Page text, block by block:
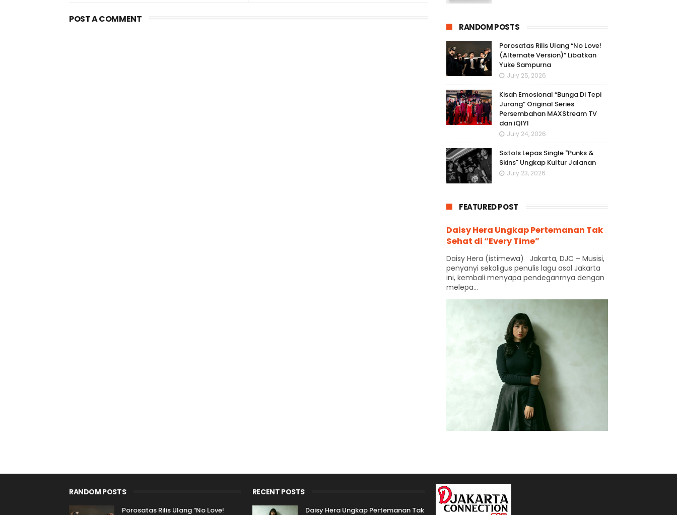
POST A COMMENT
RANDOM POSTS
Porosatas Rilis Ulang “No Love!
(Alternate Version)” Libatkan
Yuke Sampurna
July 25, 2026
Kisah Emosional “Bunga Di Tepi
Jurang” Original Series
Persembahan MAXStream TV
dan iQIYI
July 24, 2026
Sixtols Lepas Single "Punks &
Skins" Ungkap Kultur Jalanan
July 23, 2026
FEATURED POST
Daisy Hera Ungkap Pertemanan Tak
Sehat di “Every Time”
Daisy Hera (istimewa) Jakarta, DJC – Musisi,
penyanyi sekaligus penulis lagu asal Jakarta
ini, kembali menyapa pendeganrnya dengan
melepa...
RANDOM POSTS
Porosatas Rilis Ulang “No Love!
RECENT POSTS
Daisy Hera Ungkap Pertemanan Tak